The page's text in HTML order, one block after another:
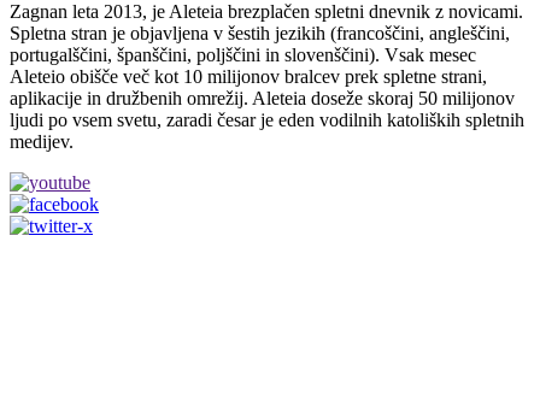
Zagnan leta 2013, je Aleteia brezplačen spletni dnevnik z novicami.
Spletna stran je objavljena v šestih jezikih (francoščini, angleščini,
portugalščini, španščini, poljščini in slovenščini). Vsak mesec
Aleteio obišče več kot 10 milijonov bralcev prek spletne strani,
aplikacije in družbenih omrežij. Aleteia doseže skoraj 50 milijonov
ljudi po vsem svetu, zaradi česar je eden vodilnih katoliških spletnih
medijev.